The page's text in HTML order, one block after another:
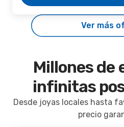
Ver más
Millones de
infinitas
Desde joyas locales hasta
precio